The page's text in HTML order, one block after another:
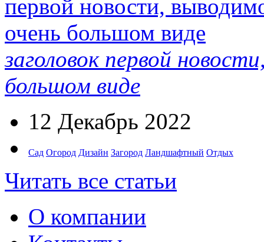
заголовок первой
большом виде
12 Декабрь 2022
Сад Огород Дизайн Загород Ландшафтный Отдых
Читать все статьи
О компании